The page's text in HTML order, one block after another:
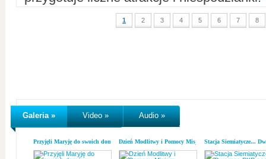
1 2 3 4 5 6 7 8
Galeria » Video » Audio »
Przyjęli Maryję do swoich domówDzień Modlitwy i Pomocy MisjomStacja Siemiatycze...